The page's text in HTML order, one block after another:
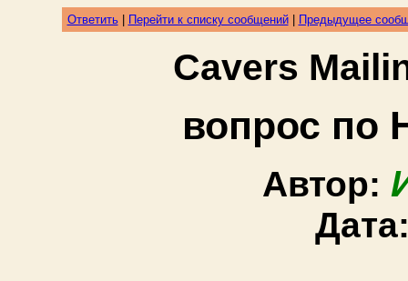
Ответить| Перейти к списку сообщений| Предыдущее
Cavers
вопрос по
Автор: